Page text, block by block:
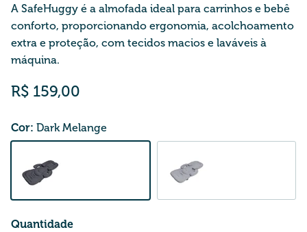
A SafeHuggy é a almofada ideal para carrinhos e bebê
conforto, proporcionando ergonomia, acolchoamento
extra e proteção, com tecidos macios e laváveis à
máquina.
Preço normal
R$ 159,00
Cor: Dark Melange
Dark Melange Light Melange
Quantidade